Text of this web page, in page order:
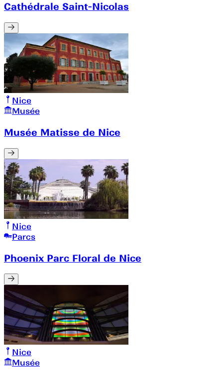
Cathédrale Saint-Nicolas
Nice
Musée
Musée Matisse de Nice
Nice
Parcs
Phoenix Parc Floral de Nice
Nice
Musée